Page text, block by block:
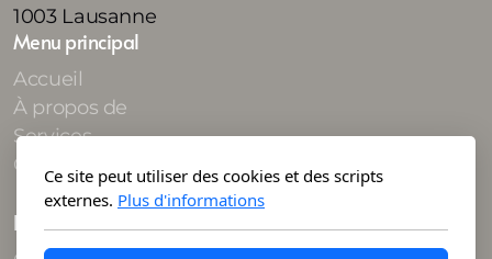
1003 Lausanne
Menu principal
Accueil
À propos de
Services
Contactez-nous
Légal
Ce site peut utiliser des cookies et des scripts
externes. Plus d'informations